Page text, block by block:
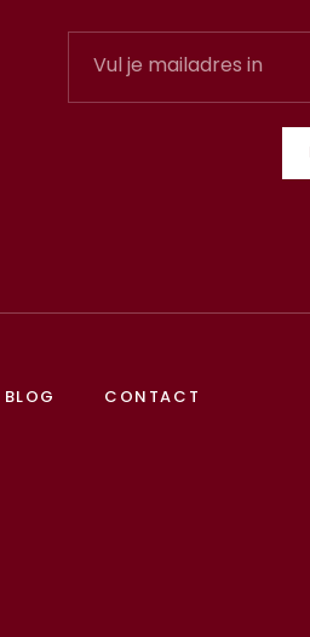
BLOG CONTACT